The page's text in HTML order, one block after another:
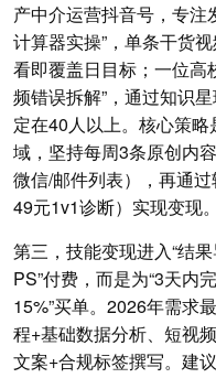
产中介运营抖音号，专注
计算器实操”，单条干货
看即覆盖日目标；一位高
频错误拆解”，通过知识
定在40人以上。核心策
域，坚持每周3条原创内
微信/邮件列表），再通过
49元1v1诊断）实现变现。
第三，技能变现进入“结
PS”付费，而是为“3天内
15%”买单。2026年需求
程+基础数据分析、短视
文案+合规标签撰写。建